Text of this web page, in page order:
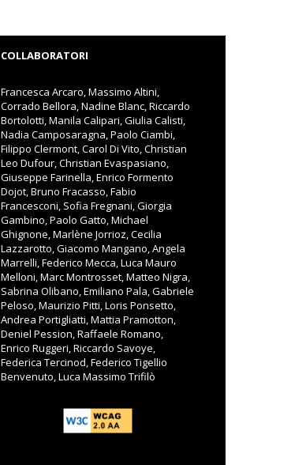
COLLABORATORI
Francesca Arcaro, Massimo Altini,
Corrado Bellora, Nadine Blanc, Riccardo
Bortolotti, Manila Calipari, Giulia Calisti,
Nadia Camposaragna, Paolo Ciambi,
Filippo Clermont, Carol Di Vito, Christian
Leo Dufour, Christian Evaspasiano,
Giuseppe Farinella, Enrico Formento
Dojot, Bruno Fracasso, Fabio
Francesconi, Sofia Fregnani, Giorgia
Gambino, Paolo Gatto, Michael
Ghignone, Marlène Jorrioz, Cecilia
Lazzarotto, Giacomo Mangano, Angela
Marrelli, Federico Mecca, Luca Mauro
Melloni, Marc Montrosset, Matteo Nigra,
Sabrina Olibano, Emiliano Pala, Gabriele
Peloso, Maurizio Pitti, Loris Ponsetto,
Andrea Portigliatti, Mattia Pramotton,
Deniel Pession, Raffaele Romano,
Enrico Ruggeri, Riccardo Savoye,
Federica Tercinod, Federico Tigellio
Benvenuto, Luca Massimo Trifilò